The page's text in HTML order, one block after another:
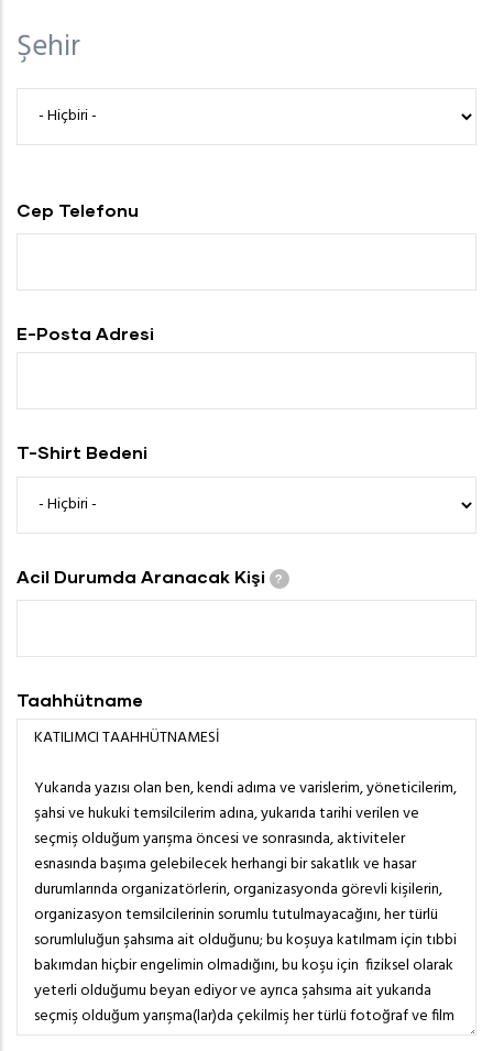
Şehir
Cep Telefonu
E-Posta Adresi
T-Shirt Bedeni
Acil Durumda Aranacak Kişi ?
Taahhütname